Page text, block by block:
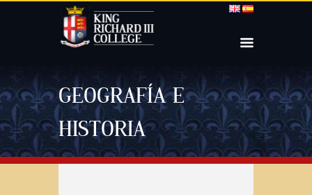
GEOGRAFÍA E
HISTORIA